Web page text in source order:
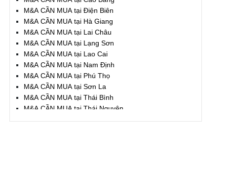
M&A CẦN MUA tại Điện Biên
M&A CẦN MUA tại Hà Giang
M&A CẦN MUA tại Lai Châu
M&A CẦN MUA tại Lạng Sơn
M&A CẦN MUA tại Lao Cai
M&A CẦN MUA tại Nam Định
M&A CẦN MUA tại Phú Thọ
M&A CẦN MUA tại Sơn La
M&A CẦN MUA tại Thái Bình
M&A CẦN MUA tại Thái Nguyên